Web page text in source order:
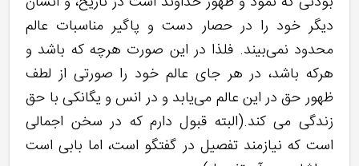
دیگر خود را در حصار دست و پاگیر مناسبات عالم
محدود نمی‌بیند. فلذا در این صورت هرچه که باشد و
هرکه باشد، در هر جای عالم خود را صورتی از لطف
ظهور حق در این عالم می‌یابد و در انس و یگانکی با حق
زندگی می کند.(البته قبول دارم که در سخن اجمالی
است که نیازمند تفصیل در گفتگو است، اما بابی است